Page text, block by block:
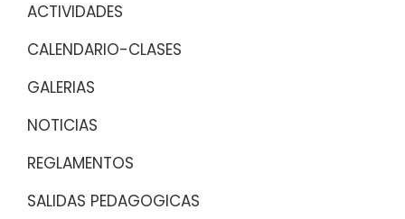
ACTIVIDADES
CALENDARIO-CLASES
GALERIAS
NOTICIAS
REGLAMENTOS
SALIDAS PEDAGOGICAS